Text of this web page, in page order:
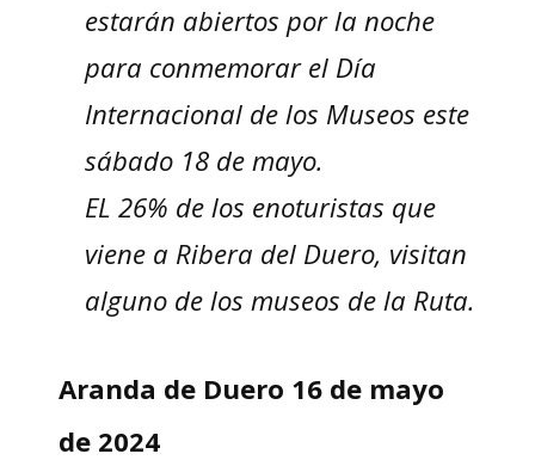
estarán abiertos por la noche
para conmemorar el Día
Internacional de los Museos este
sábado 18 de mayo.
EL 26% de los enoturistas que
viene a Ribera del Duero, visitan
alguno de los museos de la Ruta.
Aranda de Duero 16 de mayo
de 2024